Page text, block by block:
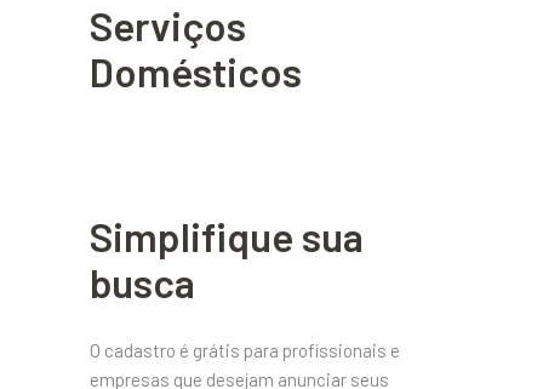
Serviços
Domésticos
Simplifique sua
busca
O cadastro é grátis para profissionais e
empresas que desejam anunciar seus